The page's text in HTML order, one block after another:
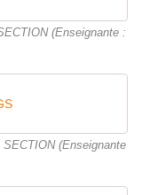
(Enseignante :
(Enseignante